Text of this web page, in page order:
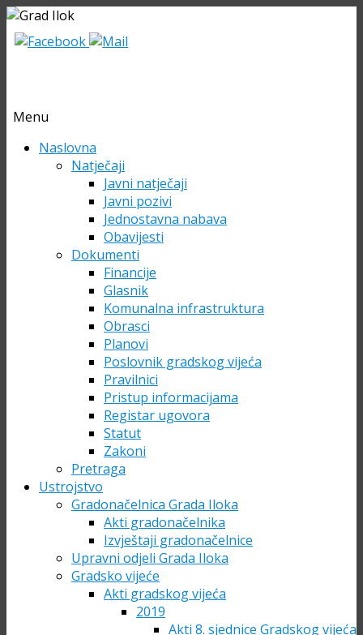
Menu
Skip Naslovna
Natječaji
Javni natječaji
Javni pozivi
Jednostavna nabava
Obavijesti
Dokumenti
Financije
Glasnik
Komunalna infrastruktura
Obrasci
Planovi
Poslovnik gradskog vijeća
Pravilnici
Pristup informacijama
Registar ugovora
Statut
Zakoni
Pretraga
Ustrojstvo
Gradonačelnica Grada Iloka
Akti gradonačelnika
Izvještaji gradonačelnice
Upravni odjeli Grada Iloka
Gradsko vijeće
Akti gradskog vijeća
2019
Akti 8. sjednice Gradskog vijeća